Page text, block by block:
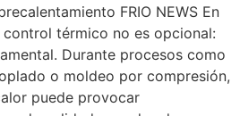
FRIO NEWS En
térmico no es opcional:
Durante procesos como
o moldeo por compresión,
puede provocar